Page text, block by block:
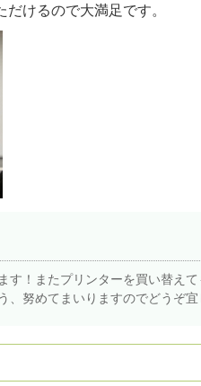
けるので大満足です。
す！またプリンターを買い替え
、努めてまいりますのでどうぞ宜